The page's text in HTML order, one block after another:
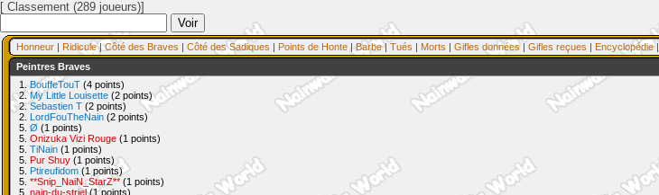
[ Classement (289 joueurs)]
Honneur | Ridicule|Côté des Braves | Côté des Sadiques | Points de Honte |Barbe| Tués | Morts | Gifles données | Gifles reçues | Encyclopédie|
Peintres Braves
1. BouffeTouT (4 points)
2.My Little Louisette (2 points)
2.Sebastien T (2 points)
2. LordFouTheNain (2 points)
5. Ø (1 points)
5. Onizuka Vizi Rouge (1 points)
5. TiNain (1 points)
5. Pur Shuy (1 points)
5. Ptireufidom (1 points)
5. **Snip_NaiN_StarZ** (1 points)
5. nain-du-striel(1 points)